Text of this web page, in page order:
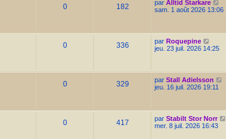
0 182 par Alltid Starkare
sam. 1 août 2026 13:06
0 336 par Roquepine
jeu. 23 juil. 2026 14:25
0 329 par Stall Adielsson
jeu. 16 juil. 2026 19:11
0 417 par Stabilt Stor Norr
mer. 8 juil. 2026 16:43